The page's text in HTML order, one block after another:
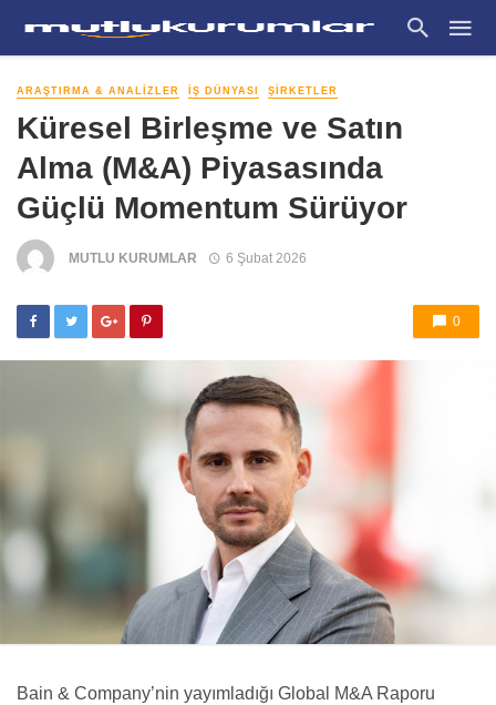
ARAŞTIRMA & ANALIZLER İŞ DÜNYASI ŞIRKETLER
Küresel Birleşme ve Satın
Alma (M&A) Piyasasında
Güçlü Momentum Sürüyor
MUTLU KURUMLAR 6 Şubat 2026
0
Bain & Company’nin yayımladığı Global M&A Raporu